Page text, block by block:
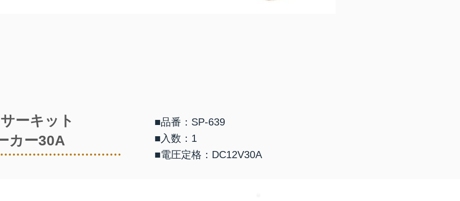
ーキット
カー30A
■品番：SP-639
■入数：1
■電圧定格：DC12V30A